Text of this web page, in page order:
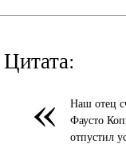
Цитата:
«
Наш отец
Фаусто
отпустил